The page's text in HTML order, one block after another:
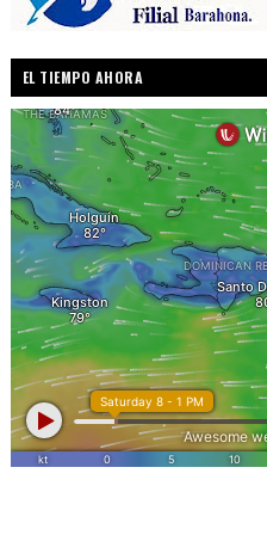
EL TIEMPO AHORA